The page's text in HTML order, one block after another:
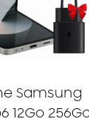
Samsung
12Go